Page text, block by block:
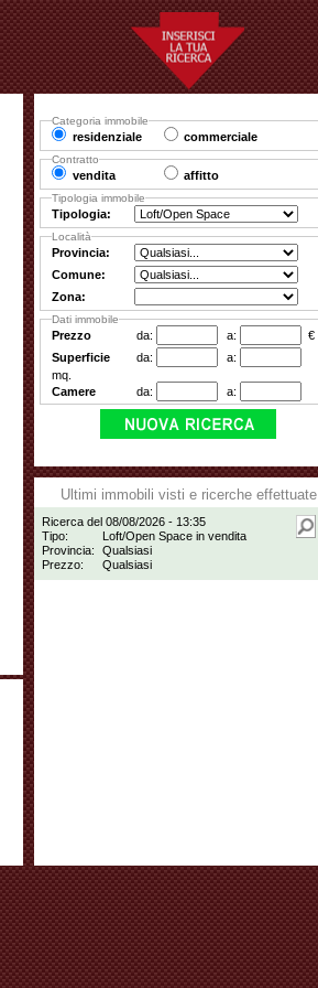
Categoria immobile
residenziale commerciale
Contratto
vendita affitto
Tipologia immobile
Tipologia:
Località
Provincia:
Comune:
Zona:
Dati immobile
Prezzo da: a:
€
Superficie
da:
a:
mq.
Camere
da: a:
Ultimi immobili visti e ricerche effettuate
Ricerca del 08/08/2026 - 13:35
Tipo:
Loft/Open Space in vendita
Provincia:
Qualsiasi
Prezzo:
Qualsiasi